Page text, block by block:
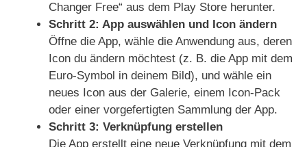
Changer Free“ aus dem Play Store herunter.
Schritt 2: App auswählen und Icon ändern
Öffne die App, wähle die Anwendung aus, deren
Icon du ändern möchtest (z. B. die App mit dem
Euro-Symbol in deinem Bild), und wähle ein
neues Icon aus der Galerie, einem Icon-Pack
oder einer vorgefertigten Sammlung der App.
Schritt 3: Verknüpfung erstellen
Die App erstellt eine neue Verknüpfung mit dem